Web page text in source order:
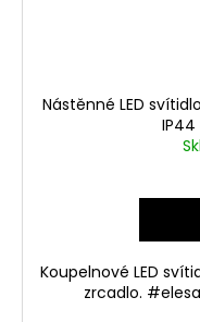
Nástěnné LED
Koupelnové LED
zrcadlo.